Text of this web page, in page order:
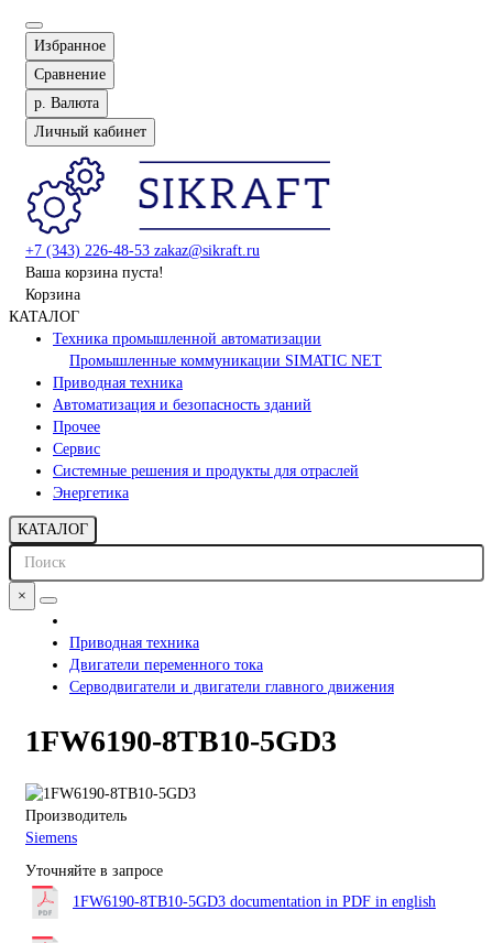
Избранное
Сравнение
р. Валюта
Личный кабинет
+7 (343) 226-48-53 zakaz@sikraft.ru
Ваша корзина пуста!
Корзина
КАТАЛОГ
Техника промышленной автоматизации
Промышленные коммуникации SIMATIC NET
Приводная техника
Автоматизация и безопасность зданий
Прочее
Сервис
Системные решения и продукты для отраслей
Энергетика
КАТАЛОГ
×
Приводная техника
Двигатели переменного тока
Серводвигатели и двигатели главного движения
1FW6190-8TB10-5GD3
Производитель
Siemens
Уточняйте в запросе
1FW6190-8TB10-5GD3 documentation in PDF in english